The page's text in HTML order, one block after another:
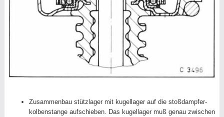
Zusammenbau stützlager mit kugellager auf die stoßdampfer-
kolbenstange aufschieben. Das kugellager muß genau zwischen